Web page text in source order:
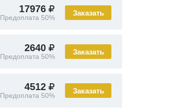
Заказать
17976
Предоплата 50%
Заказать
2640
Предоплата 50%
Заказать
4512
Предоплата 50%